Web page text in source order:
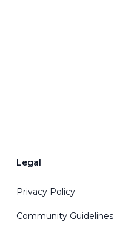
Legal
Privacy Policy
Community Guidelines